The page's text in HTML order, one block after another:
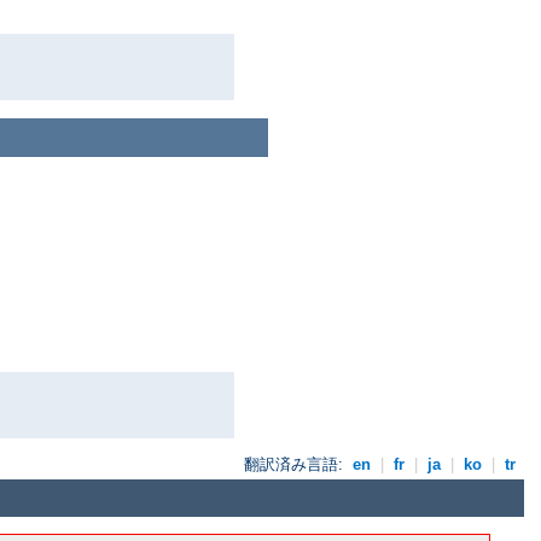
翻訳済み言語: en | fr | ja | ko | tr